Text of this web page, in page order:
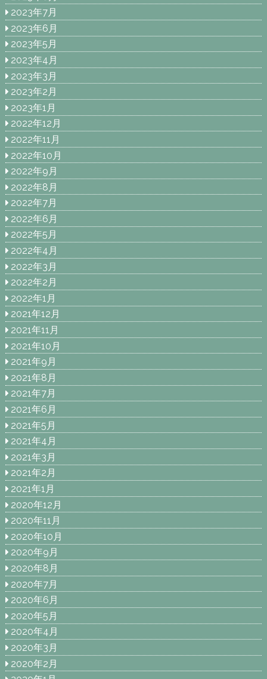
2023年7月
2023年6月
2023年5月
2023年4月
2023年3月
2023年2月
2023年1月
2022年12月
2022年11月
2022年10月
2022年9月
2022年8月
2022年7月
2022年6月
2022年5月
2022年4月
2022年3月
2022年2月
2022年1月
2021年12月
2021年11月
2021年10月
2021年9月
2021年8月
2021年7月
2021年6月
2021年5月
2021年4月
2021年3月
2021年2月
2021年1月
2020年12月
2020年11月
2020年10月
2020年9月
2020年8月
2020年7月
2020年6月
2020年5月
2020年4月
2020年3月
2020年2月